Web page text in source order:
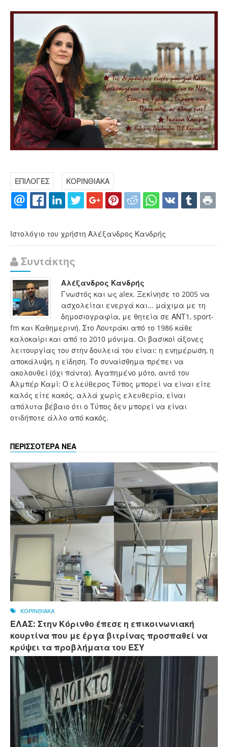
ΕΠΙΛΟΓΕΣ ΚΟΡΙΝΘΙΑΚΑ
Ιστολόγιο του χρήστη Αλέξανδρος Κανδρής
Συντάκτης
Αλέξανδρος Κανδρής
Γνωστός και ως alex. Ξεκίνησε το 2005 να
ασχολείται ενεργά και... μάχιμα με τη
δημοσιογραφία, με θητεία σε ΑΝΤ1, sport-
fm και Καθημερινή. Στο Λουτράκι από το 1986 κάθε
καλοκαίρι και από το 2010 μόνιμα. Οι βασικοί άξονες
λειτουργίας του στην δουλειά του είναι: η ενημέρωση, η
αποκάλυψη, η είδηση. Το συναίσθημα πρέπει να
ακολουθεί (όχι πάντα). Αγαπημένο μότο, αυτό του
Αλμπέρ Καμί: Ο ελεύθερος Τύπος μπορεί να είναι είτε
καλός είτε κακός, αλλά χωρίς ελευθερία, είναι
απόλυτα βέβαιο ότι ο Τύπος δεν μπορεί να είναι
οτιδήποτε άλλο από κακός.
ΠΕΡΙΣΣΟΤΕΡΑ ΝΕΑ
ΚΟΡΙΝΘΙΑΚΑ
ΕΛΑΣ: Στην Κόρινθο έπεσε η επικοινωνιακή
κουρτίνα που με έργα βιτρίνας προσπαθεί να
κρύψει τα προβλήματα του ΕΣΥ